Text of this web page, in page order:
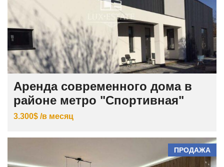
Аренда современного дома в
районе метро "Спортивная"
3.300$ /в месяц
ПРОДАЖА